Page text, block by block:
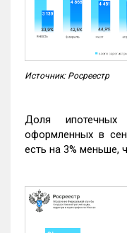
Источник: Росреестр
Доля
оформленных в
есть на 3% меньше,